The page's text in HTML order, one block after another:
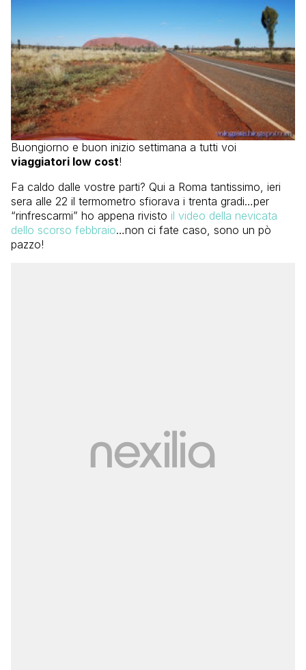
Buongiorno e buon inizio settimana a tutti voi
viaggiatori low cost!
Fa caldo dalle vostre parti? Qui a Roma tantissimo, ieri
sera alle 22 il termometro sfiorava i trenta gradi…per
“rinfrescarmi” ho appena rivisto il video della nevicata
dello scorso febbraio…non ci fate caso, sono un pò
pazzo!